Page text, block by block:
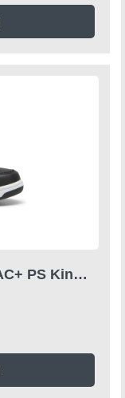
Puma Rebound V6 Mid WTR AC+ PS Kinder Freizeitschuhe, schwarz, Größe 29 29